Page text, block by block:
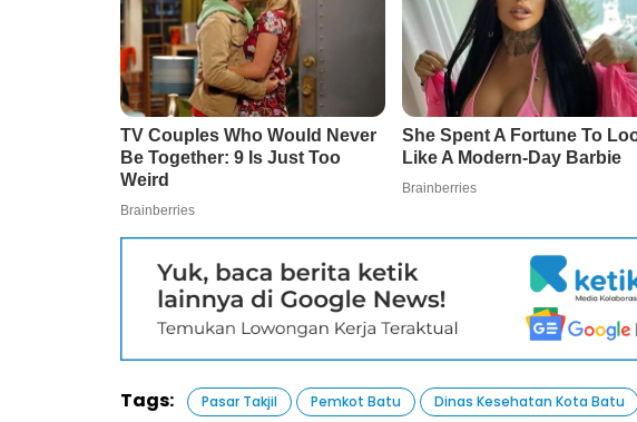
Tags: Pasar Takjil Pemkot Batu Dinas Kesehatan Kota Batu